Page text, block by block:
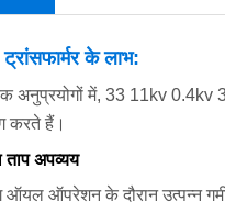
के लाभ:
अनुप्रयोगों में, 33 11kv 0.4kv
करते हैं।
अपव्यय
ऑपरेशन के दौरान उत्पन्न